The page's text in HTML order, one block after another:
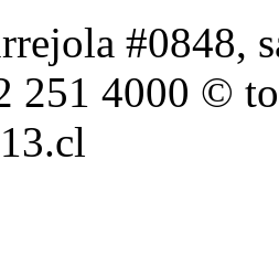
#0848,
251 4000 ©